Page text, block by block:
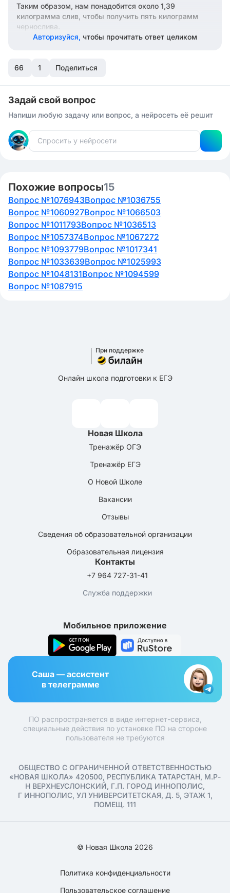
Таким образом, нам понадобится около 1,39
килограмма слив, чтобы получить пять килограмм
чернослива.
Авторизуйся, чтобы прочитать ответ целиком
66 1 Поделиться
Задай свой вопрос
Напиши любую задачу или вопрос, а нейросеть её решит
Похожие вопросы15
Вопрос №1076943Вопрос №1036755
Вопрос №1060927Вопрос №1066503
Вопрос №1011793Вопрос №1036513
Вопрос №1057374Вопрос №1067272
Вопрос №1093779Вопрос №1017341
Вопрос №1033639Вопрос №1025993
Вопрос №1048131Вопрос №1094599
Вопрос №1087915
При поддержке
Онлайн школа подготовки к ЕГЭ
Новая Школа
Тренажёр ОГЭ
Тренажёр ЕГЭ
О Новой Школе
Вакансии
Отзывы
Сведения об образовательной организации
Образовательная лицензия
Контакты
+7 964 727-31-41
Служба поддержки
Мобильное приложение
Саша — ассистент
в телеграмме
ПО распространяется в виде интернет-сервиса,
специальные действия по установке ПО на стороне
пользователя не требуются
ОБЩЕСТВО С ОГРАНИЧЕННОЙ ОТВЕТСТВЕННОСТЬЮ
«НОВАЯ ШКОЛА» 420500, РЕСПУБЛИКА ТАТАРСТАН, М.Р-
Н ВЕРХНЕУСЛОНСКИЙ, Г.П. ГОРОД ИННОПОЛИС,
Г ИННОПОЛИС, УЛ УНИВЕРСИТЕТСКАЯ, Д. 5, ЭТАЖ 1,
ПОМЕЩ. 111
© Новая Школа 2026
Политика конфиденциальности
Пользовательское соглашение